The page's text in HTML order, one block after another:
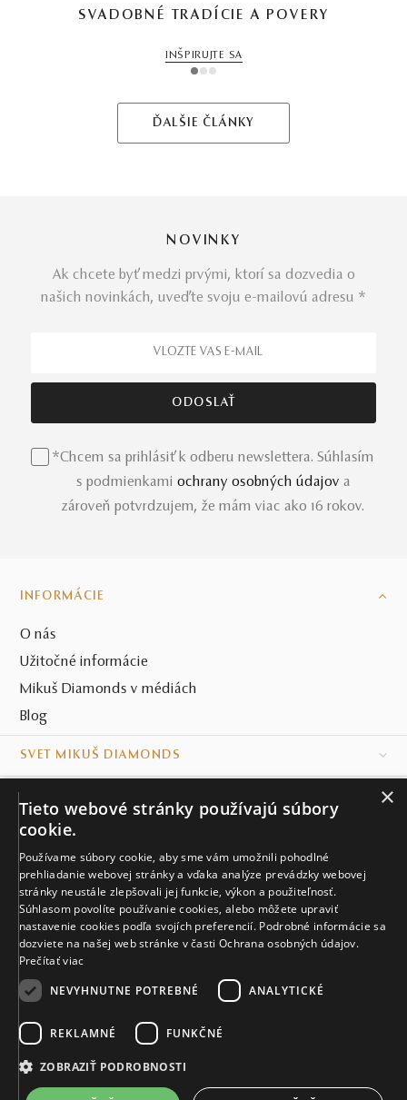
SVADOBNÉ TRADÍCIE A POVERY
INŠPIRUJTE SA
1 2 3
ĎALŠIE ČLÁNKY
NOVINKY
Ak chcete byť medzi prvými, ktorí sa dozvedia o
našich novinkách, uveďte svoju e-mailovú adresu *
*Chcem sa prihlásiť k odberu newslettera. Súhlasím
s podmienkami ochrany osobných údajov a
zároveň potvrdzujem, že mám viac ako 16 rokov.
INFORMÁCIE
O nás
Užitočné informácie
Mikuš Diamonds v médiách
Blog
SVET MIKUŠ DIAMONDS
KONTAKT
Naše klenotníctva
Sídlo spoločnosti
© MIKUŠ DIAMONDS, A.S. 2026. VŠETKY PRÁVA VYHRADENÉ.
×
Tieto webové stránky používajú súbory
cookie.
Používame súbory cookie, aby sme vám umožnili pohodlné
prehliadanie webovej stránky a vďaka analýze prevádzky webovej
stránky neustále zlepšovali jej funkcie, výkon a použiteľnosť.
Súhlasom povolíte používanie cookies, alebo môžete upraviť
nastavenie cookies podľa svojích preferencií. Podrobné informácie sa
dozviete na našej web stránke v časti Ochrana osobných údajov.
Prečítať viac
NEVYHNUTNE POTREBNÉ
ANALYTICKÉ
REKLAMNÉ FUNKČNÉ
ZOBRAZIŤ PODROBNOSTI